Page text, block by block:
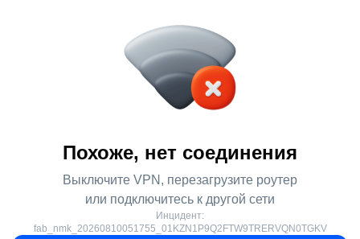
Похоже, нет соединения
Выключите VPN, перезагрузите роутер
или подключитесь к другой сети
Инцидент:
fab_nmk_20260810051755_01KZN1P9Q2FTW9TRERVQN0TGKV